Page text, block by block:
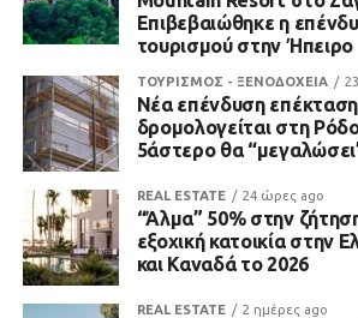
Επιβεβαιώθηκε η
τουρισμού στην Ήπειρο
ΤΟΥΡΙΣΜΟΣ - ΞΕΝΟΔΟΧΕΙΑ
Νέα επένδυση
δρομολογείται στη
5άστερο θα
REAL ESTATE 24 ώρες ago
“Άλμα” 50% στην
εξοχική κατοικία στην
και Καναδά το 2026
REAL ESTATE 2 ημέρες ago